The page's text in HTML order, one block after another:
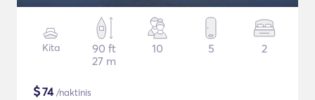
Kita
90 ft
27 m
10 5 2
$74/naktinis